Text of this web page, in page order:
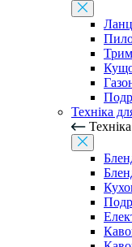
Техніка